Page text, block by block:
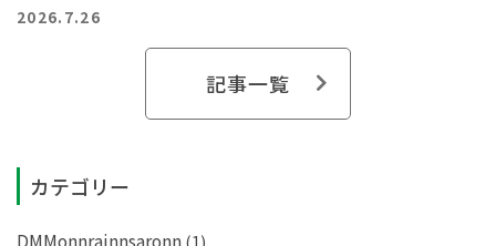
2026.7.26
記事一覧
カテゴリー
(1)